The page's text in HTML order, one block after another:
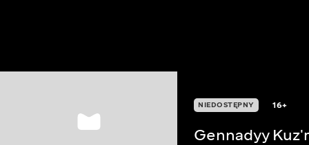
NIEDOSTĘPNY 16+
Gennadyy